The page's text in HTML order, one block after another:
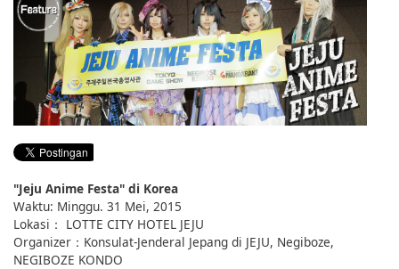
English
ภาษาไทย
tiéng Viêt
"Jeju Anime Festa" di Korea
Waktu: Minggu. 31 Mei, 2015
Lokasi： LOTTE CITY HOTEL JEJU
Organizer：Konsulat-Jenderal Jepang di JEJU, Negiboze,
NEGIBOZE KONDO